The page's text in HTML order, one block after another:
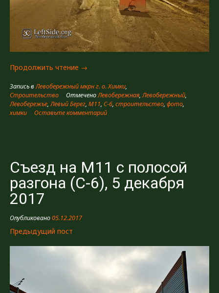
Продолжить чтение «Съезд
М11
с
полосой
разгона
2018
(5
фото)»
→
Запись вЛевобережный мкрн г. о. Химки,
Строительство
ОтмеченоЛевобережная,Левобережный,
Левобережье,Левый Берег, М11, С-6, строительство, фото,
химки
Оставьте комментарий
Съезд на М11 с полосой
разгона (C-6), 5 декабря
2017
Опубликовано05.12.2017
Предыдущий пост